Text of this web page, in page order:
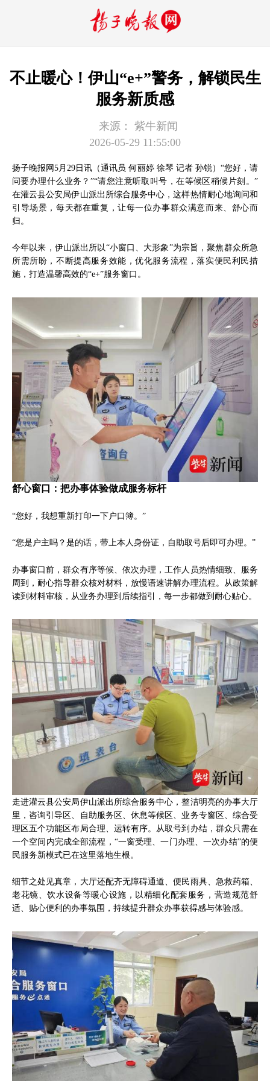
不止暖心！伊山“e+”警务，解锁民生
服务新质感
来源：
紫牛新闻
2026-05-29 11:55:00
扬子晚报网5月29日讯（通讯员 何丽婷 徐琴 记者 孙锐）“您好，请
问要办理什么业务？”“请您注意听取叫号，在等候区稍候片刻。”
在灌云县公安局伊山派出所综合服务中心，这样热情耐心地询问和
引导场景，每天都在重复，让每一位办事群众满意而来、舒心而
归。
今年以来，伊山派出所以“小窗口、大形象”为宗旨，聚焦群众所急
所需所盼，不断提高服务效能，优化服务流程，落实便民利民措
施，打造温馨高效的“e+”服务窗口。
舒心窗口：把办事体验做成服务标杆
“您好，我想重新打印一下户口簿。”
“您是户主吗？是的话，带上本人身份证，自助取号后即可办理。”
办事窗口前，群众有序等候、依次办理，工作人员热情细致、服务
周到，耐心指导群众核对材料，放慢语速讲解办理流程。从政策解
读到材料审核，从业务办理到后续指引，每一步都做到耐心贴心。
走进灌云县公安局伊山派出所综合服务中心，整洁明亮的办事大厅
里，咨询引导区、自助服务区、休息等候区、业务专窗区、综合受
理区五个功能区布局合理、运转有序。从取号到办结，群众只需在
一个空间内完成全部流程，“一窗受理、一门办理、一次办结”的便
民服务新模式已在这里落地生根。
细节之处见真章，大厅还配齐无障碍通道、便民雨具、急救药箱、
老花镜、饮水设备等暖心设施，以精细化配套服务，营造规范舒
适、贴心便利的办事氛围，持续提升群众办事获得感与体验感。